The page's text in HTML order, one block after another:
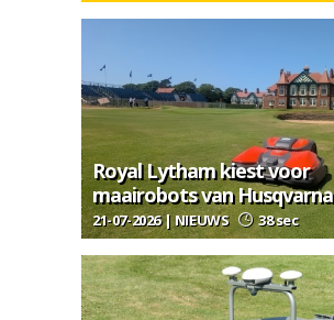
Royal Lytham kiest voor
maairobots van Husqvarna
21-07-2026 | NIEUWS 38 sec